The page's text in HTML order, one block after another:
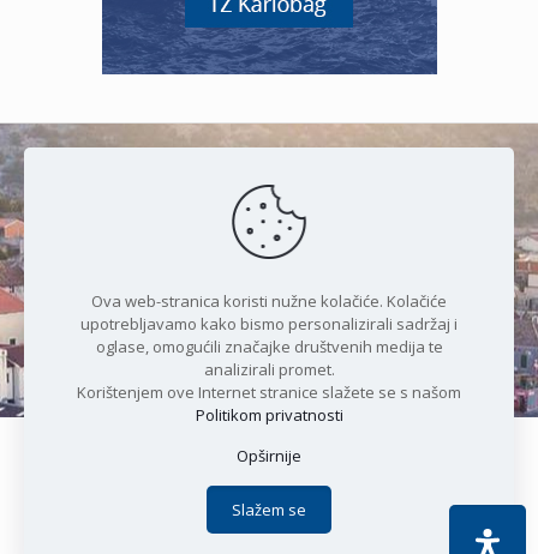
Čudesan spoj kristalnog mora i
prirode
Copyright © 2021 Općina Karlobag | Sva prava pridržana |
Politika privatnosti
Apoc IT
Ova web-stranica koristi nužne kolačiće. Kolačiće
upotrebljavamo kako bismo personalizirali sadržaj i
oglase, omogućili značajke društvenih medija te
analizirali promet.
Korištenjem ove Internet stranice slažete se s našom
Politikom privatnosti
Opširnije
Slažem se